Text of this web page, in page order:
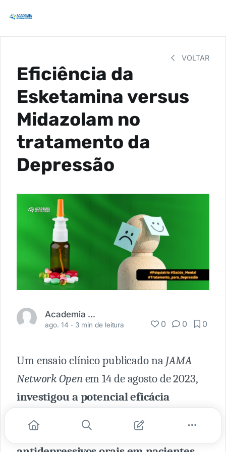
VOLTAR
Eficiência da
Esketamina versus
Midazolam no
tratamento da
Depressão
Academia Médica
ago. 14 - 3 min de leitura 0 0 0
Um ensaio clínico publicado naJAMA
Network Openem 14 de agosto de 2023,
investigou a potencial eficácia
melhoria da resposta a